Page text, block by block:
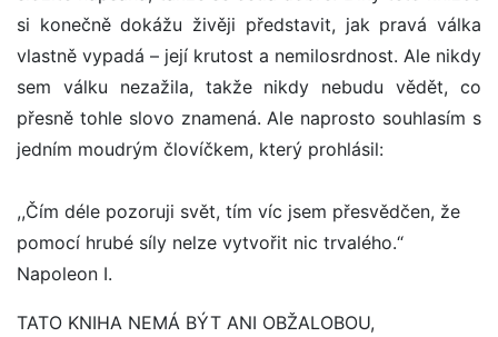
si konečně dokážu živěji představit, jak pravá válka
vlastně vypadá – její krutost a nemilosrdnost. Ale nikdy
sem válku nezažila, takže nikdy nebudu vědět, co
přesně tohle slovo znamená. Ale naprosto souhlasím s
jedním moudrým človíčkem, který prohlásil:
,,Čím déle pozoruji svět, tím víc jsem přesvědčen, že
pomocí hrubé síly nelze vytvořit nic trvalého.“
Napoleon I.
TATO KNIHA NEMÁ BÝT ANI OBŽALOBOU,